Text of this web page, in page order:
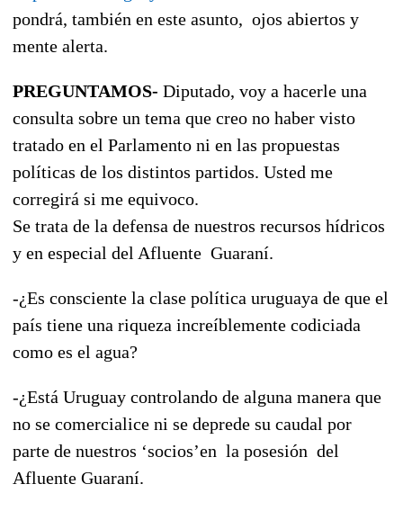
pondrá, también en este asunto, ojos abiertos y
mente alerta.
PREGUNTAMOS- Diputado, voy a hacerle una
consulta sobre un tema que creo no haber visto
tratado en el Parlamento ni en las propuestas
políticas de los distintos partidos. Usted me
corregirá si me equivoco.
Se trata de la defensa de nuestros recursos hídricos
y en especial del Afluente Guaraní.
-¿Es consciente la clase política uruguaya de que el
país tiene una riqueza increíblemente codiciada
como es el agua?
-¿Está Uruguay controlando de alguna manera que
no se comercialice ni se deprede su caudal por
parte de nuestros ‘socios’en la posesión del
Afluente Guaraní.